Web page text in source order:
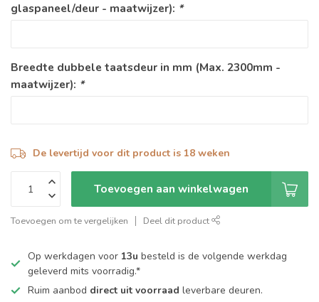
glaspaneel/deur - maatwijzer): *
Breedte dubbele taatsdeur in mm (Max. 2300mm -
maatwijzer): *
De levertijd voor dit product is 18 weken
Toevoegen aan winkelwagen
Toevoegen om te vergelijken Deel dit product
Op werkdagen voor 13u besteld is de volgende werkdag
geleverd mits voorradig.*
Ruim aanbod direct uit voorraad leverbare deuren.